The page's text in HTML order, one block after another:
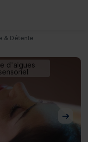
& Détente
d'algues